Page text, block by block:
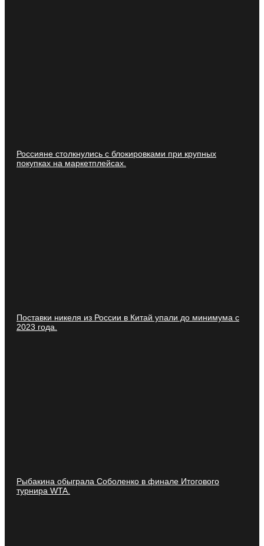
Россияне столкнулись с блокировками при крупных
покупках на маркетплейсах.
Поставки никеля из России в Китай упали до минимума с
2023 года.
Рыбакина обыграла Соболенко в финале Итогового
турнира WTA.